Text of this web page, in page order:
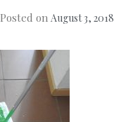
Posted on August 3, 2018